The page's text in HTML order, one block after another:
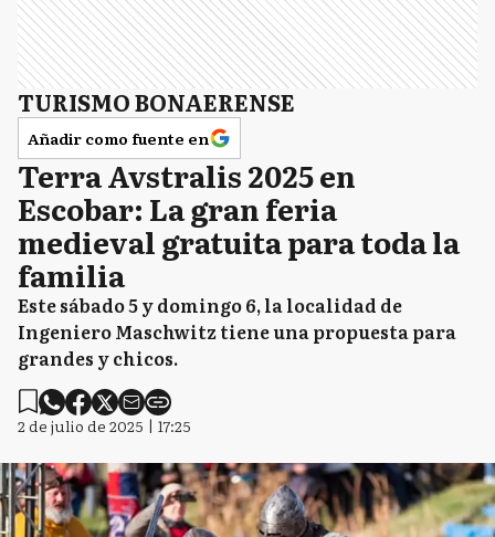
TURISMO BONAERENSE
Añadir como fuente en
Terra Avstralis 2025 en
Escobar: La gran feria
medieval gratuita para toda la
familia
Este sábado 5 y domingo 6, la localidad de
Ingeniero Maschwitz tiene una propuesta para
grandes y chicos.
2 de julio de 2025 | 17:25